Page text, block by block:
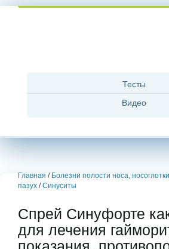
Тесты
Видео
Главная / Болезни полости носа,
пазух / Синуситы
Спрей Синуфорте
для лечения